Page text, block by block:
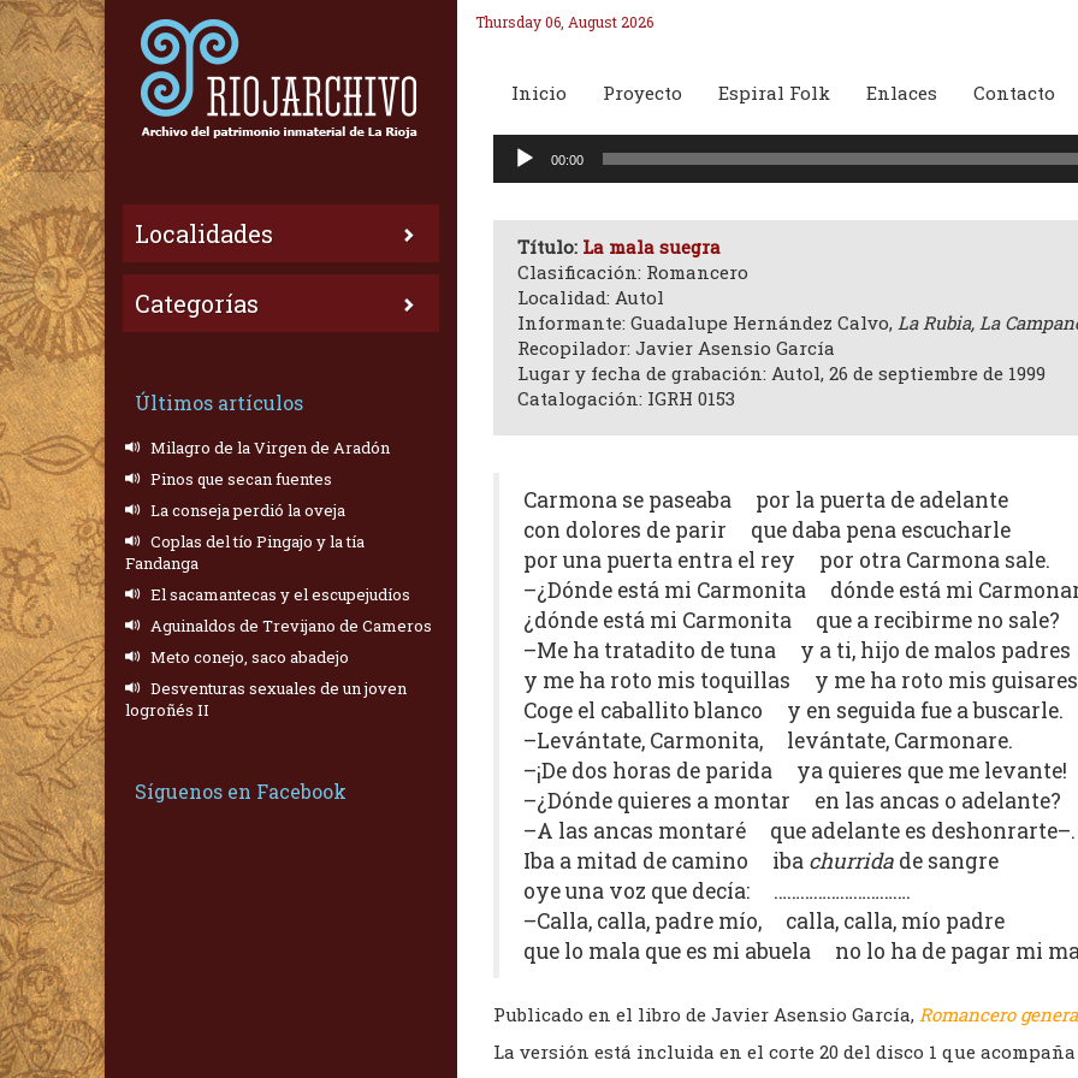
Localidades
Categorías
Últimos artículos
Milagro de la Virgen de Aradón
Pinos que secan fuentes
La conseja perdió la oveja
Coplas del tío Pingajo y la tía
Fandanga
El sacamantecas y el escupejudíos
Aguinaldos de Trevijano de Cameros
Meto conejo, saco abadejo
Desventuras sexuales de un joven
logroñés II
Síguenos en Facebook
Thursday 06, August 2026
Inicio Proyecto Espiral Folk Enlaces Contacto
Reproductor
00:00
Título: La mala suegra
Clasificación: Romancero
Localidad: Autol
Informante: Guadalupe Hernández Calvo, La Rubia, La
Recopilador: Javier Asensio García
Lugar y fecha de grabación: Autol, 26 de septiembre de 1999
Catalogación: IGRH 0153
Carmona se paseaba por la puerta de adelante
con dolores de parir que daba pena escucharle
por una puerta entra el rey por otra Carmona sale.
–¿Dónde está mi Carmonita dónde está mi
¿dónde está mi Carmonita que a recibirme no sale?
–Me ha tratadito de tuna y a ti, hijo de malos padres
y me ha roto mis toquillas y me ha roto mis
Coge el caballito blanco y en seguida fue a buscarle.
–Levántate, Carmonita, levántate, Carmonare.
–¡De dos horas de parida ya quieres que me levante!
–¿Dónde quieres a montar en las ancas o adelante?
–A las ancas montaré que adelante es deshonrarte–.
Iba a mitad de camino iba churridade sangre
oye una voz que decía: ………………………….
–Calla, calla, padre mío, calla, calla, mío padre
que lo mala que es mi abuela no lo ha de pagar mi
Publicado en el libro de Javier Asensio García, Romancero
La versión está incluida en el corte 20 del disco 1 que